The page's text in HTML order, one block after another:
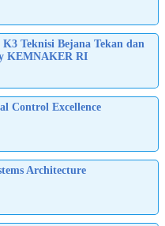
Teknisi Bejana Tekan dan
KEMNAKER RI
Control Excellence
Architecture